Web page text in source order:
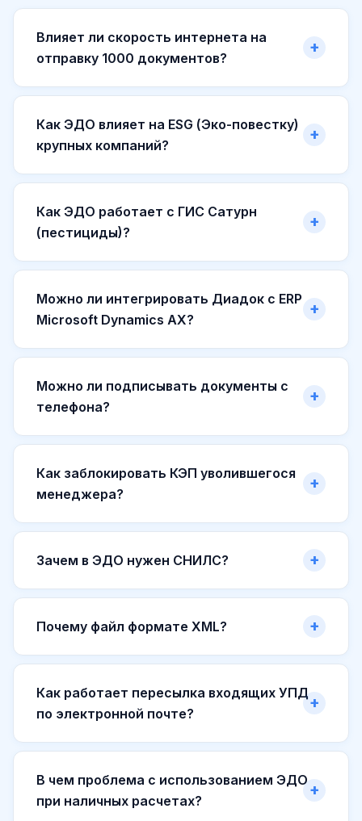
Влияет ли скорость интернета на
отправку 1000 документов?
Как ЭДО влияет на ESG (Эко-повестку)
крупных компаний?
Как ЭДО работает с ГИС Сатурн
(пестициды)?
Можно ли интегрировать Диадок с ERP
Microsoft Dynamics AX?
Можно ли подписывать документы с
телефона?
Как заблокировать КЭП уволившегося
менеджера?
Зачем в ЭДО нужен СНИЛС?
Почему файл формате XML?
Как работает пересылка входящих УПД
по электронной почте?
В чем проблема с использованием ЭДО
при наличных расчетах?